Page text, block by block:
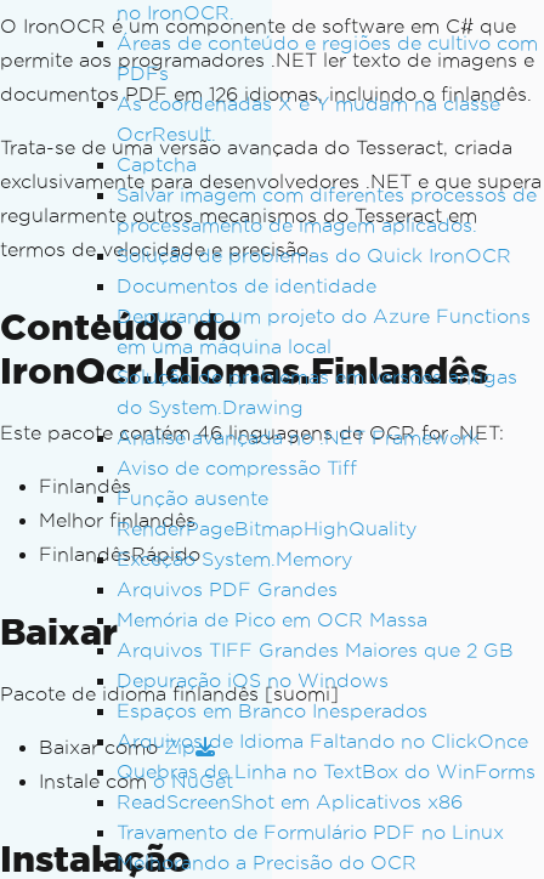
no IronOCR.
Áreas de conteúdo e regiões de cultivo com
PDFs
As coordenadas X e Y mudam na classe
OcrResult.
Captcha
Salvar imagem com diferentes processos de
processamento de imagem aplicados.
Solução de problemas do Quick IronOCR
Documentos de identidade
Depurando um projeto do Azure Functions
em uma máquina local
Solução de problemas em versões antigas
do System.Drawing
Análise avançada no .NET Framework
Aviso de compressão Tiff
Função ausente
RenderPageBitmapHighQuality
Exceção System.Memory
Arquivos PDF Grandes
Memória de Pico em OCR Massa
Arquivos TIFF Grandes Maiores que 2 GB
Depuração iOS no Windows
Espaços em Branco Inesperados
Arquivos de Idioma Faltando no ClickOnce
Quebras de Linha no TextBox do WinForms
ReadScreenShot em Aplicativos x86
Travamento de Formulário PDF no Linux
Melhorando a Precisão do OCR
O IronOCR é um componente de software em C# que
permite aos programadores .NET ler texto de imagens e
documentos PDF em 126 idiomas, incluindo o finlandês.
Trata-se de uma versão avançada do Tesseract, criada
exclusivamente para desenvolvedores .NET e que supera
regularmente outros mecanismos do Tesseract em
termos de velocidade e precisão.
Conteúdo do
IronOcr.Idiomas.Finlandês
Este pacote contém 46 linguagens de OCR for .NET:
Finlandês
Melhor finlandês
FinlandêsRápido
Baixar
Pacote de idioma finlandês [suomi]
Baixar comoZip
Instale como NuGet
Instalação